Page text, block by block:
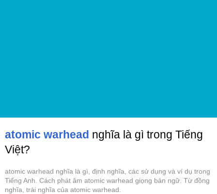
atomic warhead nghĩa là gì trong Tiếng
Việt?
atomic warhead nghĩa là gì, định nghĩa, các sử dụng và ví dụ trong
Tiếng Anh. Cách phát âm atomic warhead giọng bản ngữ. Từ đồng
nghĩa, trái nghĩa của atomic warhead.